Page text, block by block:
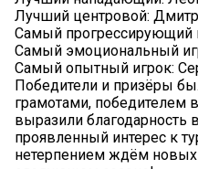
Лучший центровой:
Самый прогрессирующий
Самый эмоциональный
Самый опытный игрок:
Победители и призёры
грамотами, победителем
выразили благодарность
проявленный интерес к
нетерпением ждём